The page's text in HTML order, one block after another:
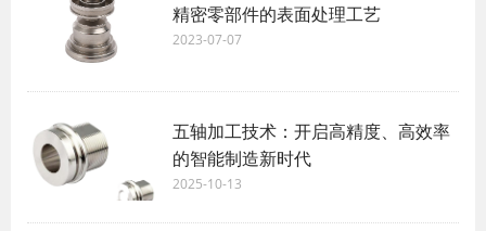
精密零部件的表面处理工艺
2023-07-07
五轴加工技术：开启高精度、高效率
的智能制造新时代
2025-10-13